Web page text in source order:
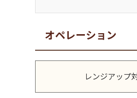
オペレーション
レンジアップ